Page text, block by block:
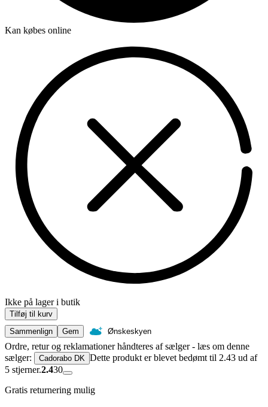
Kan købes online
Ikke på lager i butik
Tilføj til kurv
Sammenlign
Gem Ønskeskyen
Ordre, retur og reklamationer håndteres af sælger - læs om denne
sælger:
Cadorabo DK Dette produkt er blevet bedømt til 2.43 ud af
5 stjerner.2.430
Gratis returnering mulig